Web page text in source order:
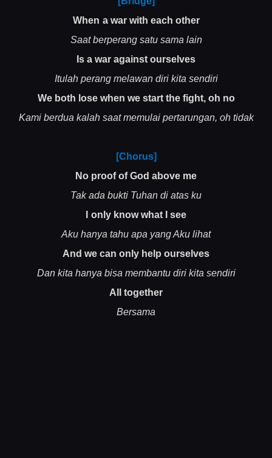
When a war with each other
Saat berperang satu sama lain
Is a war against ourselves
Itulah perang melawan diri kita sendiri
We both lose when we start the fight, oh no
Kami berdua kalah saat memulai pertarungan, oh tidak
[Chorus]
No proof of God above me
Tak ada bukti Tuhan di atas ku
I only know what I see
Aku hanya tahu apa yang Aku lihat
And we can only help ourselves
Dan kita hanya bisa membantu diri kita sendiri
All together
Bersama